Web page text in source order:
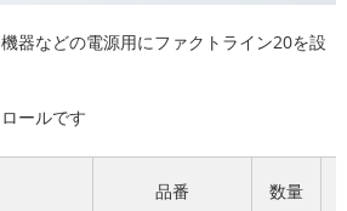
器などの電源用にファクトライン20を設
ールです
品番 数量